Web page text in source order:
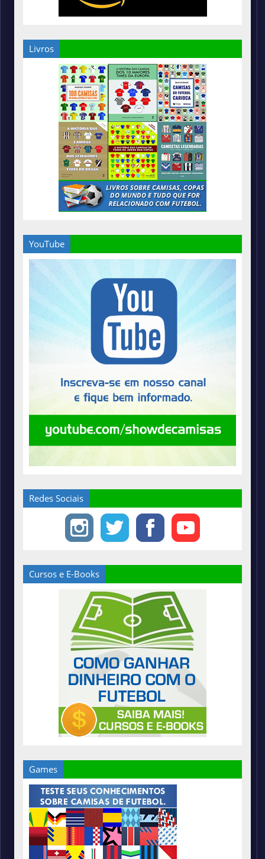
Livros
YouTube
Redes Sociais
Cursos e E-Books
Games